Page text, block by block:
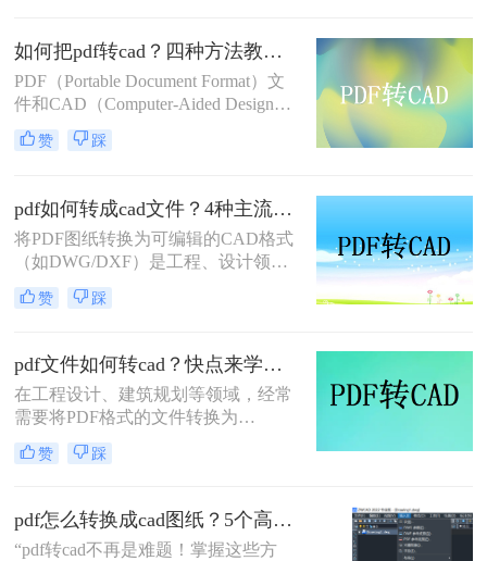
（DWG/DXF格式） 成为工程师的高
频刚需。
如何把pdf转cad？四种方法教你快速转换！
PDF（Portable Document Format）文
件和CAD（Computer-Aided Design）
文件在各自的领域内扮演着重要角
色。PDF文件因其跨平台、格式固定
CAD文件则广泛应用于工程设计、制
图等领域。在某些情况下，我们需要
将PDF文件中的图纸转换为CAD格式
以便进行编辑和修改。那么如何把pdf
转cad呢？本文将详细介绍四种将PDF
转换为CAD的方法。
赞 踩
pdf如何转成cad文件？4种主流方法详解！
将PDF图纸转换为可编辑的CAD格式
（如DWG/DXF）是工程、设计领域
的常见需求。由于PDF与CAD文件的
结构差异较大，转换过程可能面临信
cad文件呢？本文整理四种主流方法，
助您高效完成转换。
赞 踩
pdf文件如何转cad？快点来学一下这三个方法吧
在工程设计、建筑规划等领域，经常
需要将PDF格式的文件转换为
CAD（计算机辅助设计）格式，以便
进行更深入的编辑和修改。那么pdf文
的方法，帮助您顺利完成PDF到CAD
图的转换。
赞 踩
pdf怎么转换成cad图纸？5个高效方法详解！
“pdf转cad不再是难题！掌握这些方